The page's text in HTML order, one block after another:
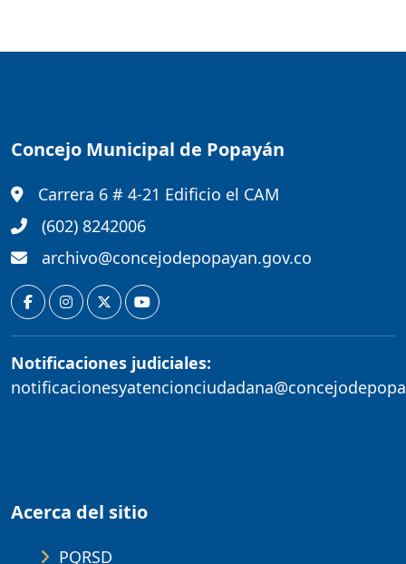
Concejo Municipal de Popayán
Carrera 6 # 4-21 Edificio el CAM
(602) 8242006
archivo@concejodepopayan.gov.co
Notificaciones judiciales:
Acerca del sitio
PQRSD